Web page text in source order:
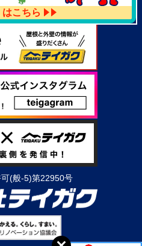
こちら
(般-5)第22950号